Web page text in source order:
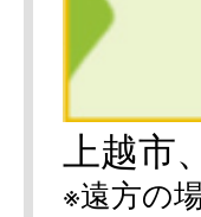
上越市
※遠方の